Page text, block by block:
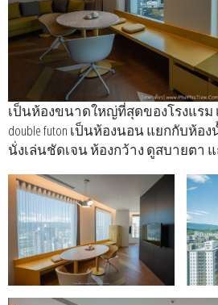
เป็นห้องขนาดใหญ่ที่สุดของโรงแรม เป็น
double futon เป็นห้องนอน แยกกับห้
นั่งเล่นชัดเจน ห้องกว้าง ดูสบายตา